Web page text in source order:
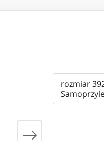
rozmiar